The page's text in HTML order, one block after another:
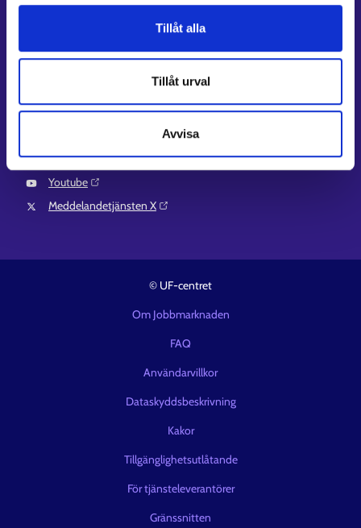
Tillåt alla
Tillåt urval
Avvisa
Instagram⁠
Facebook⁠
Youtube⁠
Meddelandetjänsten X⁠
© UF-centret
Om Jobbmarknaden
FAQ
Användarvillkor
Dataskyddsbeskrivning
Kakor
Tillgänglighetsutlåtande
För tjänsteleverantörer
Gränssnitten